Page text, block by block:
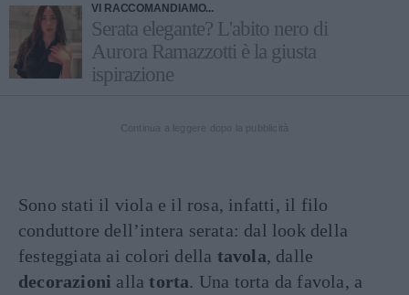
VI RACCOMANDIAMO...
Serata elegante? L'abito nero di
Aurora Ramazzotti è la giusta
ispirazione
Sono stati il viola e il rosa, infatti, il filo
conduttore dell’intera serata: dal look della
festeggiata ai colori della tavola, dalle
decorazioni allatorta. Una torta da favola, a